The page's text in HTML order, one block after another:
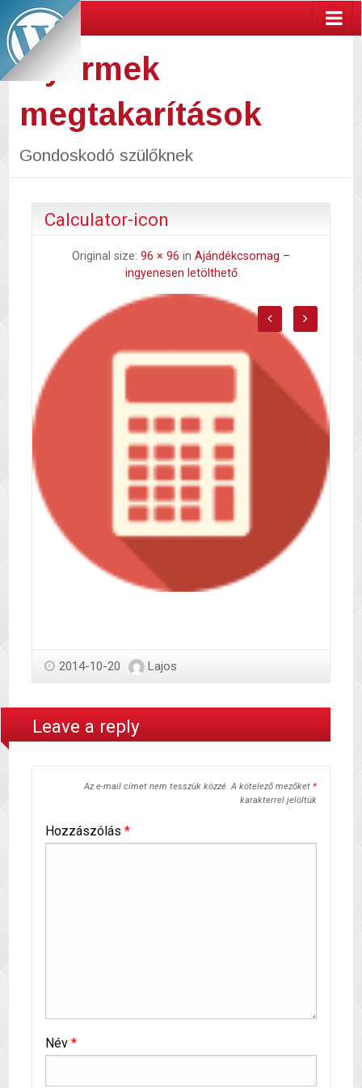
Gyermek
megtakarítások
Gondoskodó szülőknek
Calculator-icon
Original size: 96 × 96 in Ajándékcsomag –
ingyenesen letölthető
2014-10-20 Lajos
Leave a reply
Az e-mail címet nem tesszük közzé. A kötelező mezőket *
karakterrel jelöltük
Hozzászólás *
Név *